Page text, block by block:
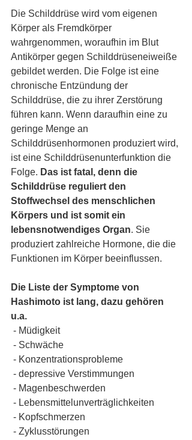
Die Schilddrüse wird vom eigenen
Körper als Fremdkörper
wahrgenommen, woraufhin im Blut
Antikörper gegen Schilddrüseneiweiße
gebildet werden. Die Folge ist eine
chronische Entzündung der
Schilddrüse, die zu ihrer Zerstörung
führen kann. Wenn daraufhin eine zu
geringe Menge an
Schilddrüsenhormonen produziert wird,
ist eine Schilddrüsenunterfunktion die
Folge. Das ist fatal, denn die
Schilddrüse reguliert den
Stoffwechsel des menschlichen
Körpers und ist somit ein
lebensnotwendiges Organ. Sie
produziert zahlreiche Hormone, die die
Funktionen im Körper beeinflussen.
Die Liste der Symptome von
Hashimoto ist lang, dazu gehören
u.a.
- Müdigkeit
- Schwäche
- Konzentrationsprobleme
- depressive Verstimmungen
- Magenbeschwerden
- Lebensmittelunverträglichkeiten
- Kopfschmerzen
- Zyklusstörungen